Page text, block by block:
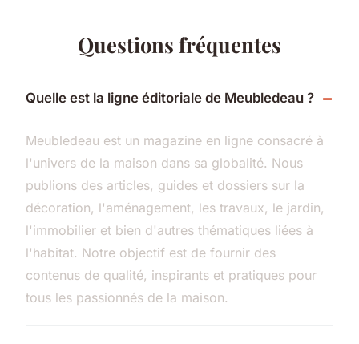
Questions fréquentes
Quelle est la ligne éditoriale de Meubledeau ?
Meubledeau est un magazine en ligne consacré à
l'univers de la maison dans sa globalité. Nous
publions des articles, guides et dossiers sur la
décoration, l'aménagement, les travaux, le jardin,
l'immobilier et bien d'autres thématiques liées à
l'habitat. Notre objectif est de fournir des
contenus de qualité, inspirants et pratiques pour
tous les passionnés de la maison.